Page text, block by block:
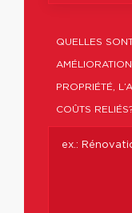
QUELLES
PROPRIÉTÉ,
COÛTS